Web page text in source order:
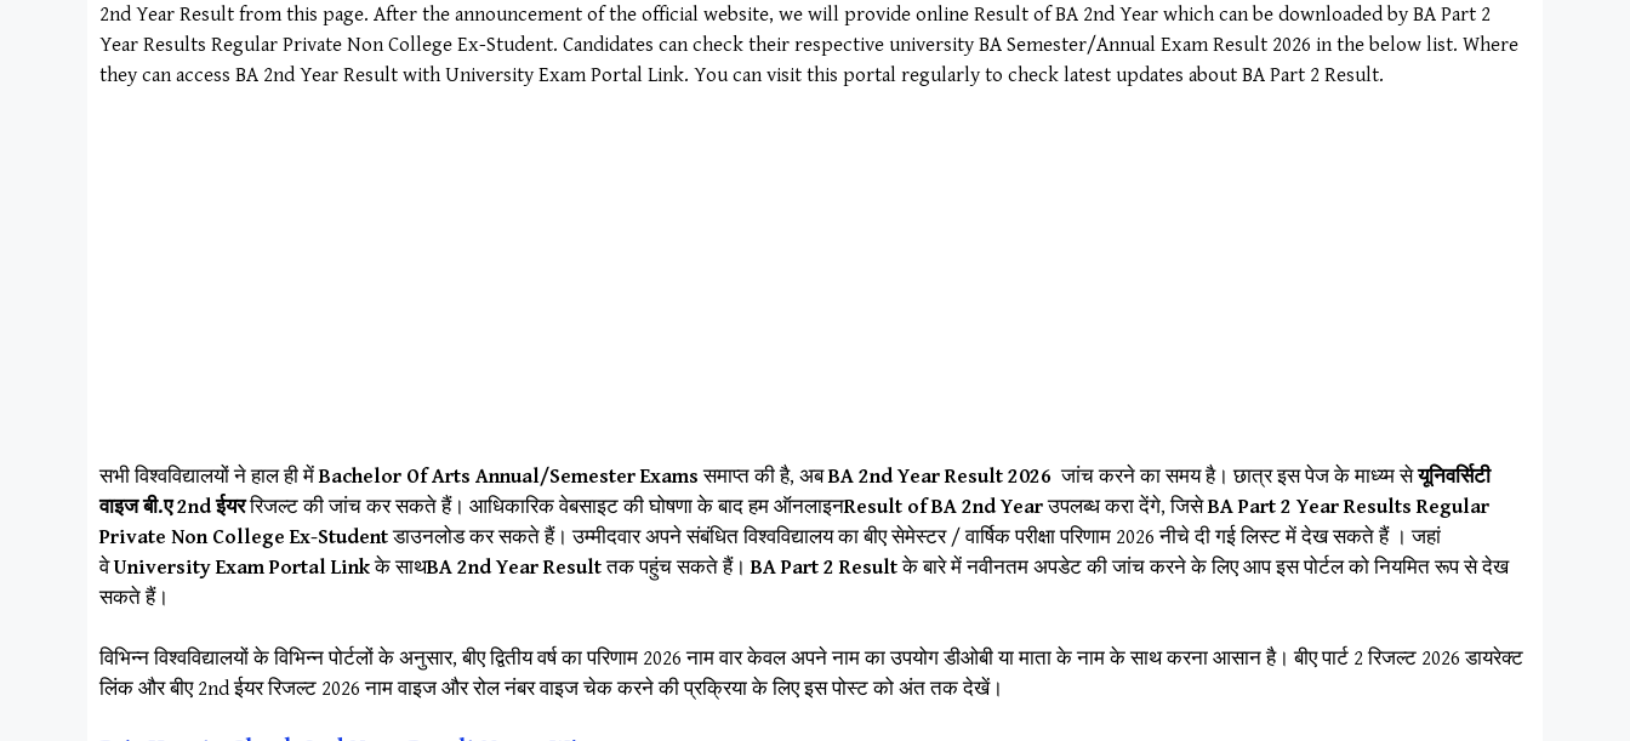
2nd Year Result from this page. After the announcement of the official website, we will provide online Result of BA 2nd Year which can be downloaded by BA Part 2
Year Results Regular Private Non College Ex-Student. Candidates can check their respective university BA Semester/Annual Exam Result 2026 in the below list. Where
they can access BA 2nd Year Result with University Exam Portal Link. You can visit this portal regularly to check latest updates about BA Part 2 Result.
सभी विश्वविद्यालयों ने हाल ही मेंBachelor Of Arts Annual/Semester Examsसमाप्त की है, अबBA 2nd Year Result 2026 जांच करने का समय है। छात्र इस पेज के माध्य्म सेयूनिवर्सिटी
वाइज बी.ए 2nd ईयररिजल्ट की जांच कर सकते हैं। आधिकारिक वेबसाइट की घोषणा के बाद हम ऑनलाइनResult of BA 2nd Yearउपलब्ध करा देंगे, जिसेBA Part 2 Year Results Regular
Private Non College Ex-Studentडाउनलोड कर सकते हैं। उम्मीदवार अपने संबंधित विश्वविद्यालय का बीए सेमेस्टर / वार्षिक परीक्षा परिणाम 2026 नीचे दी गई लिस्ट में देख सकते हैं । जहां
वेUniversity Exam Portal Linkके साथBA 2nd Year Resultतक पहुंच सकते हैं।BA Part 2 Resultके बारे में नवीनतम अपडेट की जांच करने के लिए आप इस पोर्टल को नियमित रूप से देख
सकते हैं।
विभिन्न विश्वविद्यालयों के विभिन्न पोर्टलों के अनुसार, बीए द्वितीय वर्ष का परिणाम 2026 नाम वार केवल अपने नाम का उपयोग डीओबी या माता के नाम के साथ करना आसान है। बीए पार्ट 2 रिजल्ट 2026 डायरेक्ट
लिंक और बीए 2nd ईयर रिजल्ट 2026 नाम वाइज और रोल नंबर वाइज चेक करने की प्रक्रिया के लिए इस पोस्ट को अंत तक देखें।